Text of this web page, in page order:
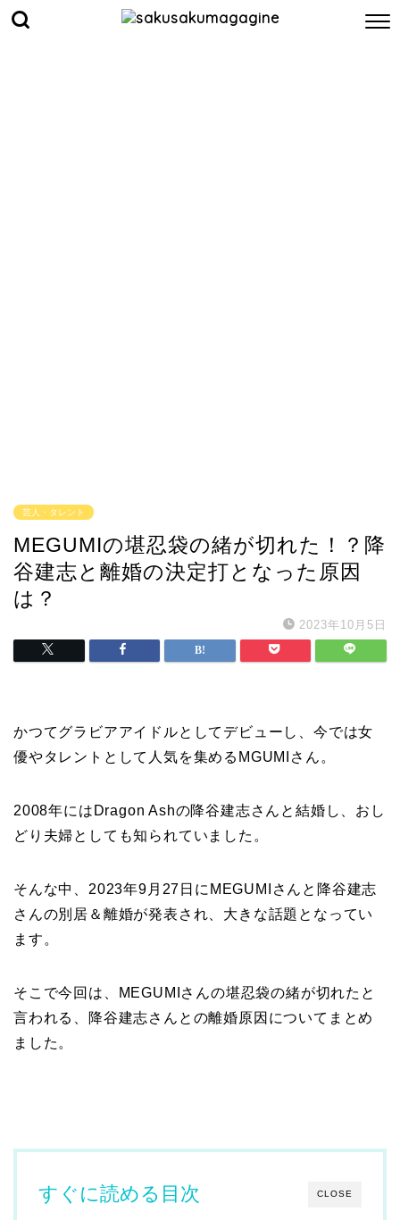
芸人・タレント
MEGUMIの堪忍袋の緒が切れた！？降
谷建志と離婚の決定打となった原因
は？
2023年10月5日
かつてグラビアアイドルとしてデビューし、今では女
優やタレントとして人気を集めるMGUMIさん。
2008年にはDragon Ashの降谷建志さんと結婚し、おし
どり夫婦としても知られていました。
そんな中、2023年9月27日にMEGUMIさんと降谷建志
さんの別居＆離婚が発表され、大きな話題となってい
ます。
そこで今回は、MEGUMIさんの堪忍袋の緒が切れたと
言われる、降谷建志さんとの離婚原因についてまとめ
ました。
CLOSE
すぐに読める目次